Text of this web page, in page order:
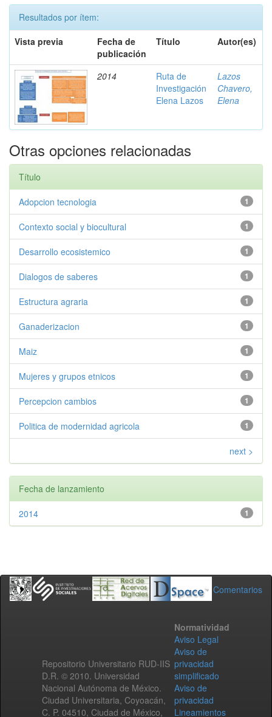
Resultados por ítem:
Vista previa
Fecha de
publicación
Título Autor(es)
2014
Ruta de
Investigación
Elena Lazos
Lazos
Chavero,
Elena
Otras opciones relacionadas
Título
1
Adopcion tecnologia
1
Contexto social y biocultural
1
Desarrollo ecosistemico
1
Dialogos de saberes
1
Estructura agraria
1
Ganaderizacion
1
Maiz
1
Mujeres y grupos etnicos
1
Percepcion cambios
1
Politica de modernidad agricola
next >
Fecha de lanzamiento
1
2014
Comentarios
Repositorio Universitario RUD-IIS
D.R. © 2010. Universidad
Nacional Autónoma de México.
Ciudad Universitaria, Coyoacán,
C. P. 04510, Ciudad de México,
Normatividad
Aviso Legal
Aviso de
privacidad
simplificado
Aviso de
privacidad
Lineamientos